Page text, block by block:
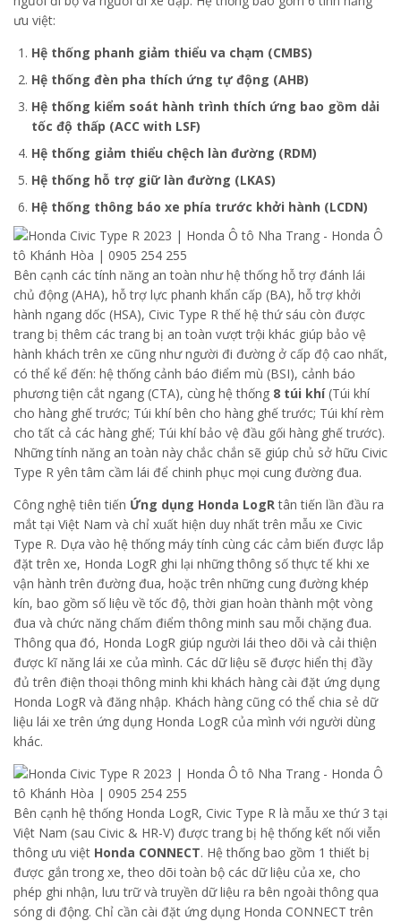
ưu việt:
Hệ thống phanh giảm thiểu va chạm (CMBS)
Hệ thống đèn pha thích ứng tự động (AHB)
Hệ thống kiểm soát hành trình thích ứng bao gồm dải
tốc độ thấp (ACC with LSF)
Hệ thống giảm thiểu chệch làn đường (RDM)
Hệ thống hỗ trợ giữ làn đường (LKAS)
Hệ thống thông báo xe phía trước khởi hành (LCDN)
Bên cạnh các tính năng an toàn như hệ thống hỗ trợ đánh lái
chủ động (AHA), hỗ trợ lực phanh khẩn cấp (BA), hỗ trợ khởi
hành ngang dốc (HSA), Civic Type R thế hệ thứ sáu còn được
trang bị thêm các trang bị an toàn vượt trội khác giúp bảo vệ
hành khách trên xe cũng như người đi đường ở cấp độ cao nhất,
có thể kể đến: hệ thống cảnh báo điểm mù (BSI), cảnh báo
phương tiện cắt ngang (CTA), cùng hệ thống 8 túi khí(Túi khí
cho hàng ghế trước; Túi khí bên cho hàng ghế trước; Túi khí rèm
cho tất cả các hàng ghế; Túi khí bảo vệ đầu gối hàng ghế trước).
Những tính năng an toàn này chắc chắn sẽ giúp chủ sở hữu Civic
Type R yên tâm cầm lái để chinh phục mọi cung đường đua.
Công nghệ tiên tiến Ứng dụng Honda LogRtân tiến lần đầu ra
mắt tại Việt Nam và chỉ xuất hiện duy nhất trên mẫu xe Civic
Type R. Dựa vào hệ thống máy tính cùng các cảm biến được lắp
đặt trên xe, Honda LogR ghi lại những thông số thực tế khi xe
vận hành trên đường đua, hoặc trên những cung đường khép
kín, bao gồm số liệu về tốc độ, thời gian hoàn thành một vòng
đua và chức năng chấm điểm thông minh sau mỗi chặng đua.
Thông qua đó, Honda LogR giúp người lái theo dõi và cải thiện
được kĩ năng lái xe của mình. Các dữ liệu sẽ được hiển thị đầy
đủ trên điện thoại thông minh khi khách hàng cài đặt ứng dụng
Honda LogR và đăng nhập. Khách hàng cũng có thể chia sẻ dữ
liệu lái xe trên ứng dụng Honda LogR của mình với người dùng
khác.
Bên cạnh hệ thống Honda LogR, Civic Type R là mẫu xe thứ 3 tại
Việt Nam (sau Civic & HR-V) được trang bị hệ thống kết nối viễn
thông ưu việt Honda CONNECT. Hệ thống bao gồm 1 thiết bị
được gắn trong xe, theo dõi toàn bộ các dữ liệu của xe, cho
phép ghi nhận, lưu trữ và truyền dữ liệu ra bên ngoài thông qua
sóng di động. Chỉ cần cài đặt ứng dụng Honda CONNECT trên